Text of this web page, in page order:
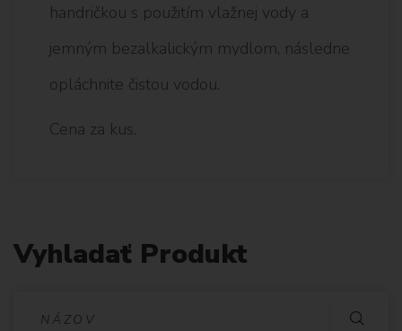
handričkou s použitím vlažnej vody a
jemným bezalkalickým mydlom, následne
opláchnite čistou vodou.
Cena za kus.
Vyhladať Produkt